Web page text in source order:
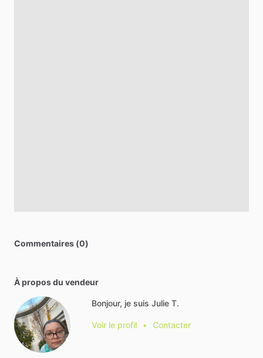
Commentaires (0)
À propos du vendeur
Bonjour, je suis Julie T.
Voir le profil • Contacter